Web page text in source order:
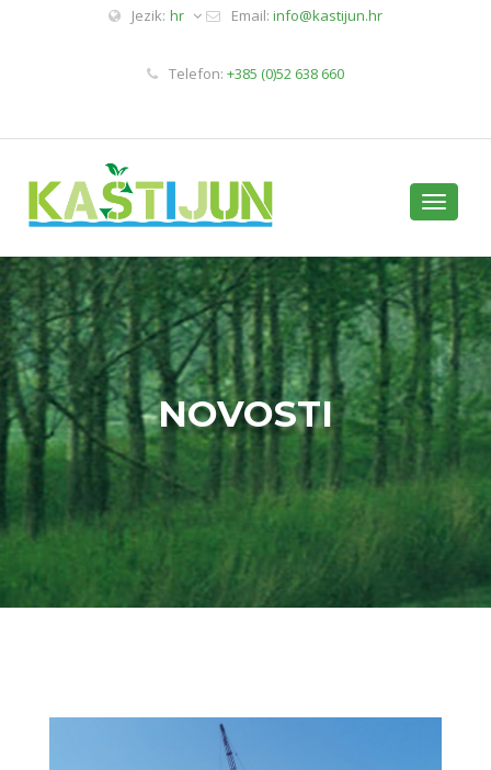
Jezik: hr Email: info@kastijun.hr
Telefon: +385 (0)52 638 660
Toggle
NOVOSTI